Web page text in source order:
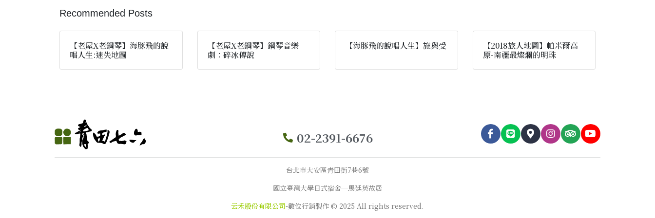
Recommended Posts
【老屋X老鋼琴】海豚飛的說
唱人生:迷失地圖
【老屋X老鋼琴】鋼琴音樂
劇：碎冰傳說
【海豚飛的說唱人生】施與受
【2018旅人地圖】帕米爾高
原-南疆最燦爛的明珠
02-2391-6676
台北市大安區青田街7巷6號
國立臺灣大學日式宿舍─馬廷英故居
云禾股份有限公司-數位行銷製作 © 2025 All rights reserved.